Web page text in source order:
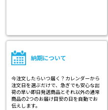
納期について
今注文したらいつ届く？カレンダーから
注文日を選ぶだけで、急ぎでも安心な出
荷の早い即日発送商品とそれ以外の通常
商品の2つのお届け目安の日を自動でお
伝えします。